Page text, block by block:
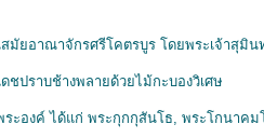
มัยอาณาจักรศรีโคตรบูร โดยพระเจ้าสุ
ชปราบช้างพลายด้วยไม้กะบองวิเศษ
ะองค์ ได้แก่ พระกุกกุสันโธ, พระโกนาค